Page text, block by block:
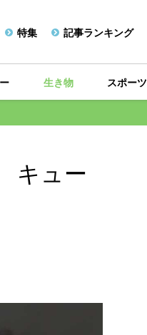
特集 記事ランキング
生き物 スポーツ
キュー